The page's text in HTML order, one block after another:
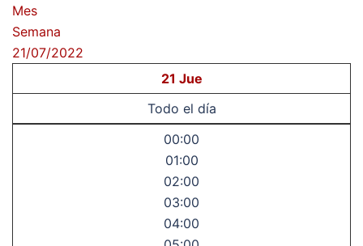
Mes
Semana
21/07/2022
21 Jue
Todo el día
00:00
01:00
02:00
03:00
04:00